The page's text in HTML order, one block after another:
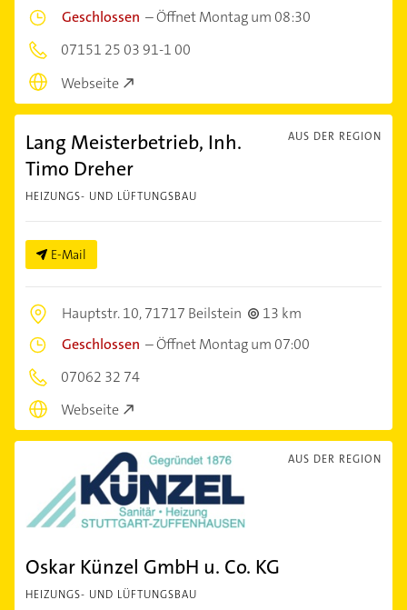
Geschlossen –Öffnet Montag um 08:30
07151 25 03 91-1 00
Webseite
AUS DER REGION
Lang Meisterbetrieb, Inh.
Timo Dreher
HEIZUNGS- UND LÜFTUNGSBAU
E-Mail
Hauptstr. 10,71717 Beilstein
13 km
Geschlossen –Öffnet Montag um 07:00
07062 32 74
Webseite
AUS DER REGION
Oskar Künzel GmbH u. Co. KG
HEIZUNGS- UND LÜFTUNGSBAU